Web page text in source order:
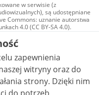
w serwisie (z
są udostępniane
Commons: uznanie autorstwa
4.0 (CC BY-SA 4.0).
w tym zdjęcia, materiały
na licencji typu
autorstwa użycie
zależnych 4.0 (CC BY-
to stwierdzone inaczej.
zapewnienia
witryny oraz do
Dzięki nim